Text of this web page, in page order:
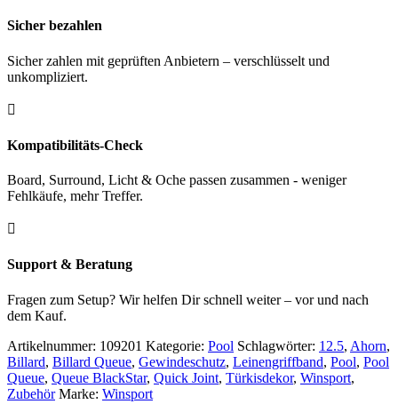
Sicher bezahlen
Sicher zahlen mit geprüften Anbietern – verschlüsselt und
unkompliziert.

Kompatibilitäts-Check
Board, Surround, Licht & Oche passen zusammen - weniger
Fehlkäufe, mehr Treffer.

Support & Beratung
Fragen zum Setup? Wir helfen Dir schnell weiter – vor und nach
dem Kauf.
Artikelnummer: 109201 Kategorie: Pool Schlagwörter: 12.5, Ahorn,
Billard, Billard Queue, Gewindeschutz, Leinengriffband, Pool, Pool
Queue, Queue BlackStar, Quick Joint, Türkisdekor, Winsport,
Zubehör Marke: Winsport